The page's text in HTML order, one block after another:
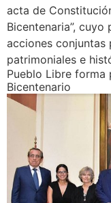
acta de
Bicentenaria”,
acciones conjuntas
patrimoniales e
Pueblo Libre forma
Bicentenario